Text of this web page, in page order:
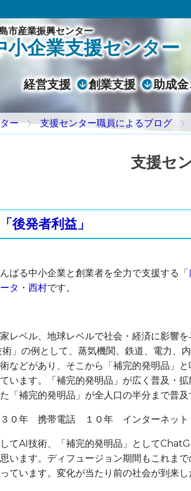
市産業振興センター
小企業支援センター
経営支援 創業支援 助成
ー 支援センター職員によるブログ
支援セ
後発者利益」
ばる中小企業と創業者を全力で支援する「
タ・西村です。
レベル、地球レベルで社会・経済に影響
」の例として、蒸気機関、鉄道、電力、
などがあり、そこから「補完的発明品」と
います。「補完的発明品」が広く普及・
「補完的発明品」が全人口の半分まで普
年 携帯電話 １０年 インターネッ
てAI技術、「補完的発明品」として
います。ディフュージョン期間もこれま
ています。変化が当たり前の社会が到来し